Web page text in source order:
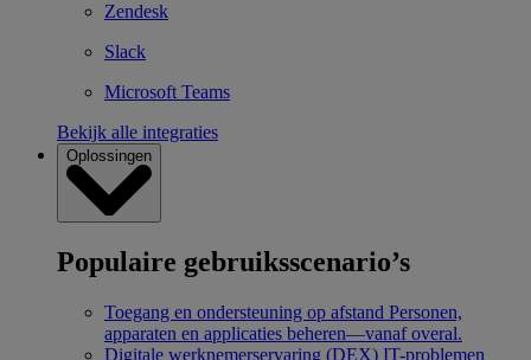
Zendesk
Slack
Microsoft Teams
Bekijk alle integraties
Oplossingen
Populaire gebruiksscenario’s
Toegang en ondersteuning op afstand Personen,
apparaten en applicaties beheren—vanaf overal.
Digitale werknemerservaring (DEX) IT-problemen